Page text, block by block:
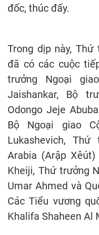
đốc, thúc đẩy.
Trong dịp này, Thứ
đã có các cuộc
trưởng Ngoại
Jaishankar, Bộ
Odongo Jeje
Bộ Ngoại giao
Lukashevich,
Arabia (Arập Xêút)
Kheiji, Thứ trưởng
Umar Ahmed và
Các Tiểu vương
Khalifa Shaheen Al